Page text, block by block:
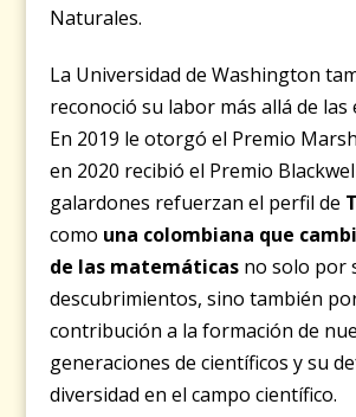
Naturales.
La Universidad de Washington
reconoció su labor más allá de las
En 2019 le otorgó el Premio
en 2020 recibió el Premio
galardones refuerzan el perfil de
como una colombiana que
de las matemáticas no solo por
descubrimientos, sino también
contribución a la formación de
generaciones de científicos y su
diversidad en el campo científico.